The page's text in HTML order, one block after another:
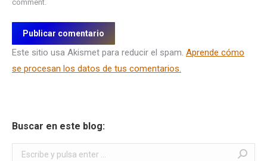
comment.
Publicar comentario
Este sitio usa Akismet para reducir el spam. Aprende cómo
se procesan los datos de tus comentarios.
Buscar en este blog:
Buscar: